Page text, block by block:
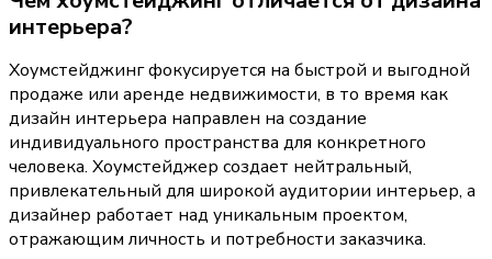
интерьера?
Хоумстейджинг фокусируется на быстрой и выгодной
продаже или аренде недвижимости, в то время как
дизайн интерьера направлен на создание
индивидуального пространства для конкретного
человека. Хоумстейджер создает нейтральный,
привлекательный для широкой аудитории интерьер, а
дизайнер работает над уникальным проектом,
отражающим личность и потребности заказчика.